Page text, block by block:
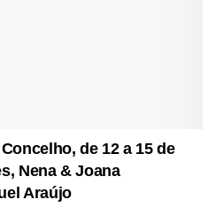
de 12 a 15 de
Nena & Joana
Araújo